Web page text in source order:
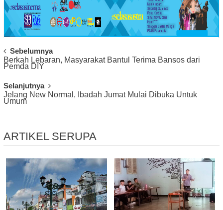
Post
Navigation
Sebelumnya
Berkah Lebaran, Masyarakat Bantul Terima Bansos dari
Pemda DIY
Selanjutnya
Jelang New Normal, Ibadah Jumat Mulai Dibuka Untuk
Umum
ARTIKEL SERUPA